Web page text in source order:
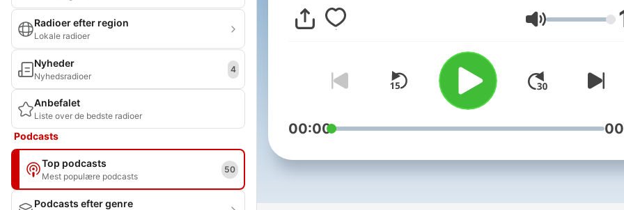
Radioer efter region
Lokale radioer
Nyheder
Nyhedsradioer
4
Anbefalet
Liste over de bedste radioer
Podcasts
Top podcasts
Mest populære podcasts
50
Podcasts efter genre
Lydstyrke
00:00